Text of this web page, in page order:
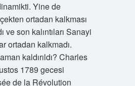
Yine de
ortadan kalkması
ve son kalıntıları Sanayi
ortadan kalkmadı.
kaldırıldı? Charles
1789 gecesi
de la Révolution